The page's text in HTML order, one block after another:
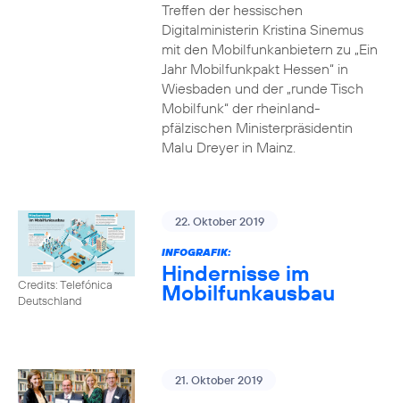
Treffen der hessischen
Digitalministerin Kristina Sinemus
mit den Mobilfunkanbietern zu „Ein
Jahr Mobilfunkpakt Hessen“ in
Wiesbaden und der „runde Tisch
Mobilfunk“ der rheinland-
pfälzischen Ministerpräsidentin
Malu Dreyer in Mainz.
Credits: Telefónica
Deutschland
22. Oktober 2019
INFOGRAFIK:
Hindernisse im
Mobilfunkausbau
21. Oktober 2019